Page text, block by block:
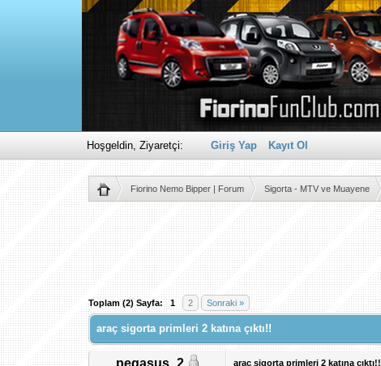
Hoşgeldin, Ziyaretçi: Giriş Yap Kayıt Ol
Fiorino Nemo Bipper | Forum Sigorta - MTV ve Muayene
Toplam (2) Sayfa: 1 2 Sonraki »
Derecelendirme: 4/5 - 1 oy
1
2
3
4
5
araç sigorta primleri 2 katına çıktı!!
pegasus_2 araç sigorta primleri 2 katına çıktı!!